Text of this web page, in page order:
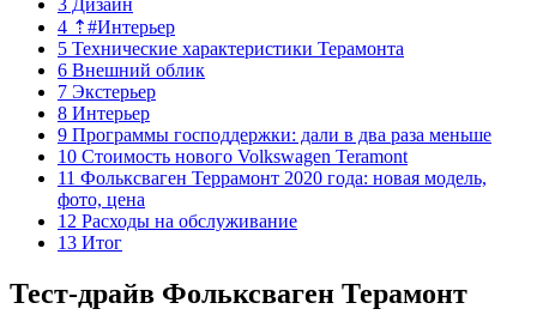
4 ⇡#Интерьер
5 Технические характеристики Терамонта
6 Внешний облик
7 Экстерьер
8 Интерьер
9 Программы господдержки: дали в два раза меньше
10 Стоимость нового Volkswagen Teramont
11 Фольксваген Террамонт 2020 года: новая модель,
фото, цена
12 Расходы на обслуживание
13 Итог
Тест-драйв Фольксваген Терамонт